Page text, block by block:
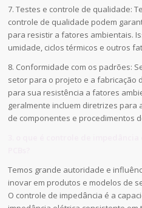
7. Testes e controle de qualidade:
controle de qualidade podem
para resistir a fatores ambientais.
umidade, ciclos térmicos e outros
8. Conformidade com os padrões:
setor para o projeto e a fabricação
para sua resistência a fatores
geralmente incluem diretrizes para
de componentes e procedimentos
Temos grande autoridade e
inovar em produtos e modelos de
O controle de impedância é a